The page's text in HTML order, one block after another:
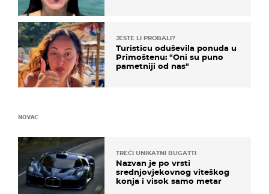
JESTE LI PROBALI?
Turisticu oduševila ponuda u
Primoštenu: "Oni su puno
pametniji od nas"
NOVAC
TREĆI UNIKATNI BUGATTI
Nazvan je po vrsti
srednjovjekovnog viteškog
konja i visok samo metar